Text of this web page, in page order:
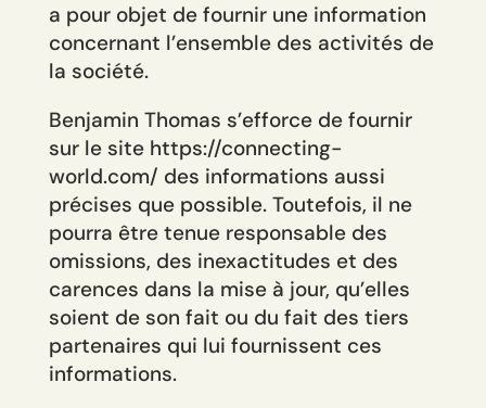
a pour objet de fournir une information
concernant l’ensemble des activités de
la société.
Benjamin Thomas s’efforce de fournir
sur le site https://connecting-
world.com/ des informations aussi
précises que possible. Toutefois, il ne
pourra être tenue responsable des
omissions, des inexactitudes et des
carences dans la mise à jour, qu’elles
soient de son fait ou du fait des tiers
partenaires qui lui fournissent ces
informations.